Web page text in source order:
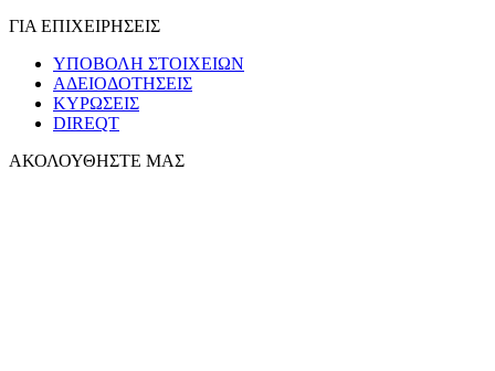
ΓΙΑ ΕΠΙΧΕΙΡΗΣΕΙΣ
ΥΠΟΒΟΛΗ ΣΤΟΙΧΕΙΩΝ
ΑΔΕΙΟΔΟΤΗΣΕΙΣ
ΚΥΡΩΣΕΙΣ
DIREQT
ΑΚΟΛΟΥΘΗΣΤΕ ΜΑΣ